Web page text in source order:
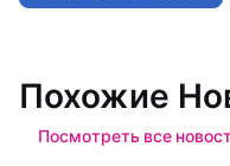
Похожие
Посмотреть все